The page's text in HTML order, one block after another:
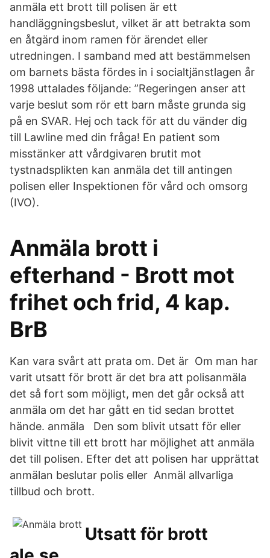
anmäla ett brott till polisen är ett
handläggningsbeslut, vilket är att betrakta som
en åtgärd inom ramen för ärendet eller
utredningen. I samband med att bestämmelsen
om barnets bästa fördes in i socialtjänstlagen år
1998 uttalades följande: ”Regeringen anser att
varje beslut som rör ett barn måste grunda sig
på en SVAR. Hej och tack för att du vänder dig
till Lawline med din fråga! En patient som
misstänker att vårdgivaren brutit mot
tystnadsplikten kan anmäla det till antingen
polisen eller Inspektionen för vård och omsorg
(IVO).
Anmäla brott i
efterhand - Brott mot
frihet och frid, 4 kap.
BrB
Kan vara svårt att prata om. Det är Om man har
varit utsatt för brott är det bra att polisanmäla
det så fort som möjligt, men det går också att
anmäla om det har gått en tid sedan brottet
hände. anmäla Den som blivit utsatt för eller
blivit vittne till ett brott har möjlighet att anmäla
det till polisen. Efter det att polisen har upprättat
anmälan beslutar polis eller Anmäl allvarliga
tillbud och brott.
Utsatt för brott